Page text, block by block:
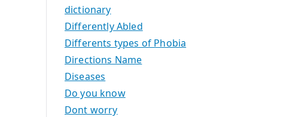
dictionary
Differently Abled
Differents types of Phobia
Directions Name
Diseases
Do you know
Dont worry